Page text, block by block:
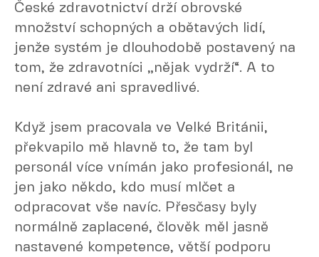
České zdravotnictví drží obrovské
množství schopných a obětavých lidí,
jenže systém je dlouhodobě postavený na
tom, že zdravotníci „nějak vydrží“. A to
není zdravé ani spravedlivé.
Když jsem pracovala ve Velké Británii,
překvapilo mě hlavně to, že tam byl
personál více vnímán jako profesionál, ne
jen jako někdo, kdo musí mlčet a
odpracovat vše navíc. Přesčasy byly
normálně zaplacené, člověk měl jasně
nastavené kompetence, větší podporu